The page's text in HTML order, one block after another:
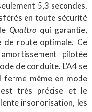
5,3 secondes.
en toute sécurité
Quattro qui garantie,
de route optimale. Ce
pilotée
de conduite. L’A4 se
même en mode
très précise et le
insonorisation, les